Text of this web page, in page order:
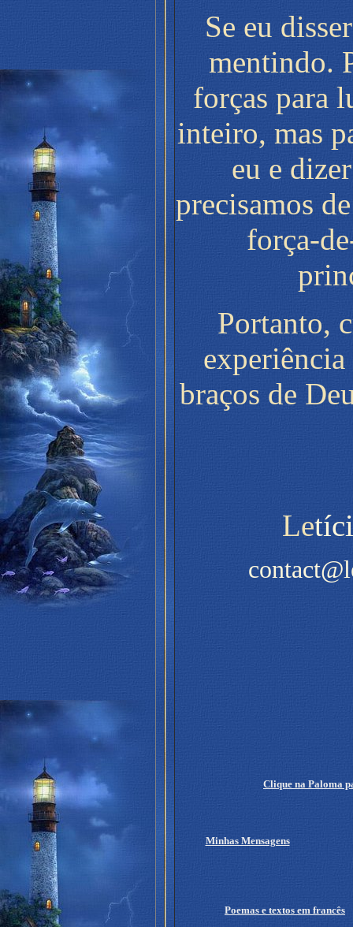
Se eu
mentindo.
forças para
inteiro, mas
eu e
precisamos
força-
Portanto,
experiência
braços de
Le
Clique na Paloma
Minhas Mensagens
Poemas e textos em francês